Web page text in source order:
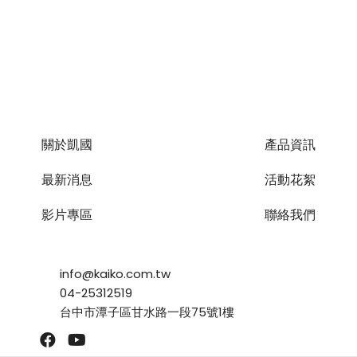
關於凱國
產品資訊
最新消息
活動花絮
影片專區
聯絡我們
info@kaiko.com.tw
04-25312519
台中市潭子區甘水路一段75號1樓